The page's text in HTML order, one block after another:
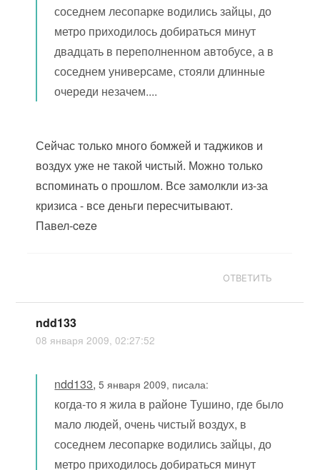
соседнем лесопарке водились зайцы, до
метро приходилось добираться минут
двадцать в переполненном автобусе, а в
соседнем универсаме, стояли длинные
очереди незачем....
Сейчас только много бомжей и таджиков и
воздух уже не такой чистый. Можно только
вспоминать о прошлом. Все замолкли из-за
кризиса - все деньги пересчитывают.
Павел-ceze
ОТВЕТИТЬ
ndd133
08 января 2009, 02:27:52
ndd133,5 января 2009, писала:
когда-то я жила в районе Тушино, где было
мало людей, очень чистый воздух, в
соседнем лесопарке водились зайцы, до
метро приходилось добираться минут